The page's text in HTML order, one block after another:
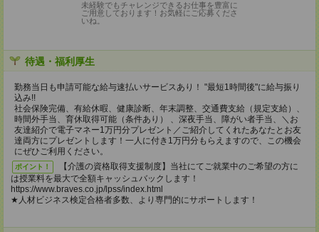
未経験でもチャレンジできるお仕事を豊富に
ご用意しております！お気軽にご応募くださ
いね。
待遇・福利厚生
勤務当日も申請可能な給与速払いサービスあり！ "最短1時間後"に給与振り
込み!!
社会保険完備、有給休暇、健康診断、年末調整、交通費支給（規定支給）、
時間外手当、育休取得可能（条件あり） 、深夜手当、障がい者手当、＼お
友達紹介で電子マネー1万円分プレゼント／ご紹介してくれたあなたとお友
達両方にプレゼントします！一人に付き1万円分もらえますので、この機会
にぜひご利用ください。
ポイント！
【介護の資格取得支援制度】当社にてご就業中のご希望の方に
は授業料を最大で全額キャッシュバックします！
https://www.braves.co.jp/lpss/index.html
★人材ビジネス検定合格者多数、より専門的にサポートします！